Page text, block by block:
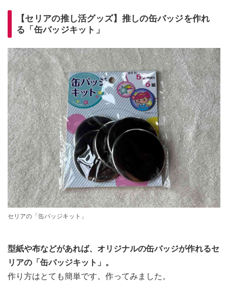
【セリアの推し活グッズ】推しの缶バッジを作れ
る「缶バッジキット」
セリアの「缶バッジキット」
型紙や布などがあれば、オリジナルの缶バッジが作れるセ
リアの「缶バッジキット」。
作り方はとても簡単です。作ってみました。